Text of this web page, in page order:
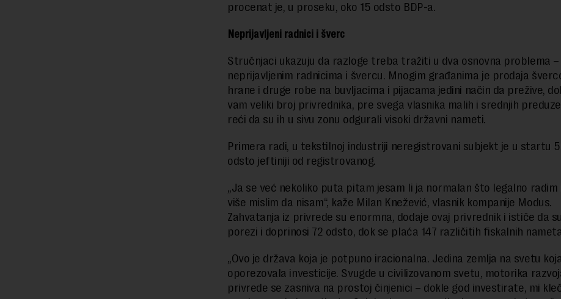
procenat je, u proseku, oko 15 odsto BDP-a.
Neprijavljeni radnici i šverc
Stručnjaci ukazuju da razloge treba tražiti u dva osnovna problema –
neprijavljenim radnicima i švercu. Mnogim građanima je prodaja
hrane i druge robe na buvljacima i pijacama jedini način da prežive,
vam veliki broj privrednika, pre svega vlasnika malih i srednjih
reći da su ih u sivu zonu odgurali visoki državni nameti.
Primera radi, u tekstilnoj industriji neregistrovani subjekt je u startu
odsto jeftiniji od registrovanog.
„Ja se već nekoliko puta pitam jesam li ja normalan što legalno radim
više mislim da nisam“, kaže Milan Knežević, vlasnik kompanije Modus.
Zahvatanja iz privrede su enormna, dodaje ovaj privrednik i ističe da su
porezi i doprinosi 72 odsto, dok se plaća 147 različitih fiskalnih
„Ovo je država koja je potpuno iracionalna. Jedina zemlja na svetu
oporezovala investicije. Svugde u civilizovanom svetu, motorika
privrede se zasniva na prostoj činjenici – dokle god investirate, mi